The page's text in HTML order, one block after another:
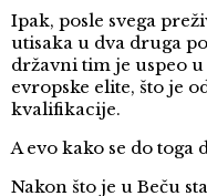
Ipak, posle svega
utisaka u dva druga
državni tim je uspeo
evropske elite, što je
kvalifikacije.
A evo kako se do toga
Nakon što je u Beču